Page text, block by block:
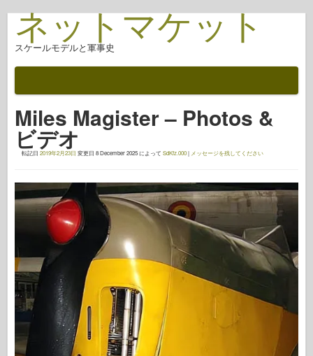
ネットマケット
スケールモデルと軍事史
戦いの後
AFV武器
アライド軸
アーマーフォトギャラリー
アーマー・イン・プロファイル
コンコード
ナットとボルト
新しいヴァンガード
オスプレイモデリング
オスプレイ出版
Miles Magister – Photos &
ビデオ
転記日 2019年2月23日 変更日 8 December 2025によって SdKfz.000| メッセージを残してください